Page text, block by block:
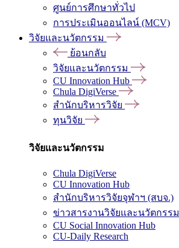
ศูนย์การศึกษาทั่วไป
การประเมินออนไลน์ (MCV)
วิจัยและนวัตกรรม
ย้อนกลับ
วิจัยและนวัตกรรม
CU Innovation Hub
Chula DigiVerse
สำนักบริหารวิจัย
ทุนวิจัย
วิจัยและนวัตกรรม
Chula DigiVerse
CU Innovation Hub
สำนักบริหารวิจัยจุฬาฯ (สบจ.)
ข่าวสารงานวิจัยและนวัตกรรม
CU Social Innovation Hub
CU-Daily Research